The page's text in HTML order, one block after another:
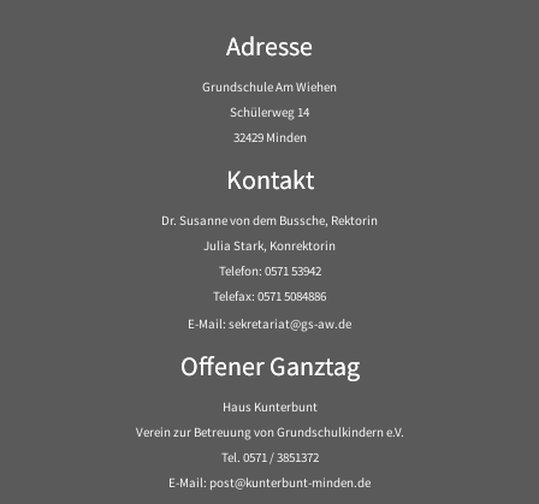
Adresse
Grundschule Am Wiehen
Schülerweg 14
32429 Minden
Kontakt
Dr. Susanne von dem Bussche, Rektorin
Julia Stark, Konrektorin
Telefon: 0571 53942
Telefax: 0571 5084886
E-Mail: sekretariat@gs-aw.de
Offener Ganztag
Haus Kunterbunt
Verein zur Betreuung von Grundschulkindern e.V.
Tel. 0571 / 3851372
E-Mail: post@kunterbunt-minden.de